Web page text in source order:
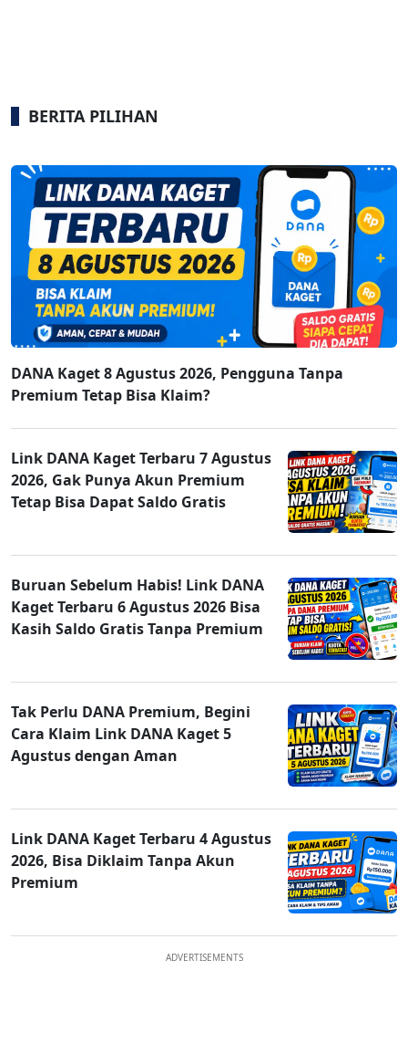
BERITA PILIHAN
DANA Kaget 8 Agustus 2026, Pengguna Tanpa
Premium Tetap Bisa Klaim?
Link DANA Kaget Terbaru 7 Agustus
2026, Gak Punya Akun Premium
Tetap Bisa Dapat Saldo Gratis
Buruan Sebelum Habis! Link DANA
Kaget Terbaru 6 Agustus 2026 Bisa
Kasih Saldo Gratis Tanpa Premium
Tak Perlu DANA Premium, Begini
Cara Klaim Link DANA Kaget 5
Agustus dengan Aman
Link DANA Kaget Terbaru 4 Agustus
2026, Bisa Diklaim Tanpa Akun
Premium
ADVERTISEMENTS